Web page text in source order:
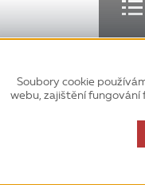
IS K2
Soubory cookie
webu, zajištění fungování